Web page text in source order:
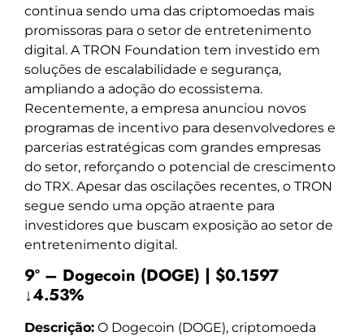
continua sendo uma das criptomoedas mais
promissoras para o setor de entretenimento
digital. A TRON Foundation tem investido em
soluções de escalabilidade e segurança,
ampliando a adoção do ecossistema.
Recentemente, a empresa anunciou novos
programas de incentivo para desenvolvedores e
parcerias estratégicas com grandes empresas
do setor, reforçando o potencial de crescimento
do TRX. Apesar das oscilações recentes, o TRON
segue sendo uma opção atraente para
investidores que buscam exposição ao setor de
entretenimento digital.
9º – Dogecoin (DOGE) | $0.1597
↓4.53%
Descrição: O Dogecoin (DOGE), criptomoeda